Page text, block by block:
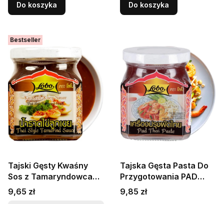
Do koszyka Do koszyka
Bestseller
Tajski Gęsty Kwaśny
Sos z Tamaryndowca
Tamaryndu Do Pad Thai
270g LOBO
Cena
9,65 zł
Tajska Gęsta Pasta Do
Przygotowania PAD
THAI Stir-Fry w Słoiku
280g LOBO
Cena
9,85 zł